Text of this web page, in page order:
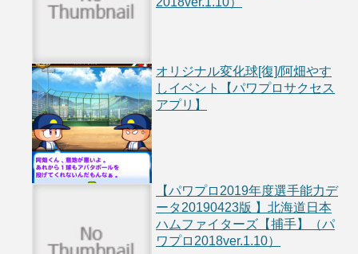
オリジナル変化球[復]/阿畑やす
しイベント【パワプロサクセス
アプリ】
【パワプロ2019年度選手能力デ
ータ20190423版 】北海道日本
ハムファイターズ【捕手】（パ
ワプロ2018ver.1.10）